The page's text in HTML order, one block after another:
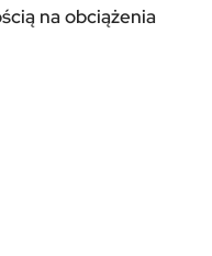
na obciążenia